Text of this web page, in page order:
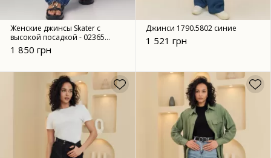
Женские джинсы Skater с
высокой посадкой - 02365
синие
1 850 грн
Джинси 1790.5802 синие
1 521 грн